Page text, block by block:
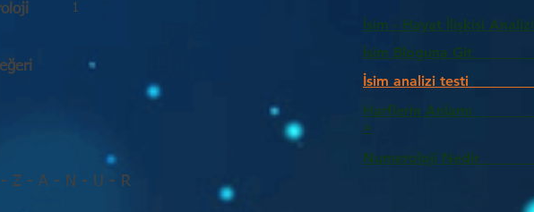
1
- Z - A - N - U - R
İsim - Hayat İlişkisi
İsim Bloguna
İsim analizi
Harflerin
>
Numeroloji